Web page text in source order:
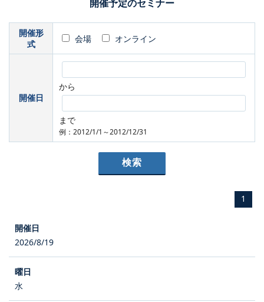
開催予定のセミナー
開催形
式
会場 オンライン
開催日
から
まで
例：2012/1/1～2012/12/31
1
2026/8/19
水